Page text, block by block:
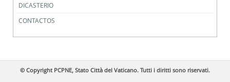
DICASTERIO
CONTACTOS
© Copyright PCPNE, Stato Città del Vaticano. Tutti i diritti sono riservati.